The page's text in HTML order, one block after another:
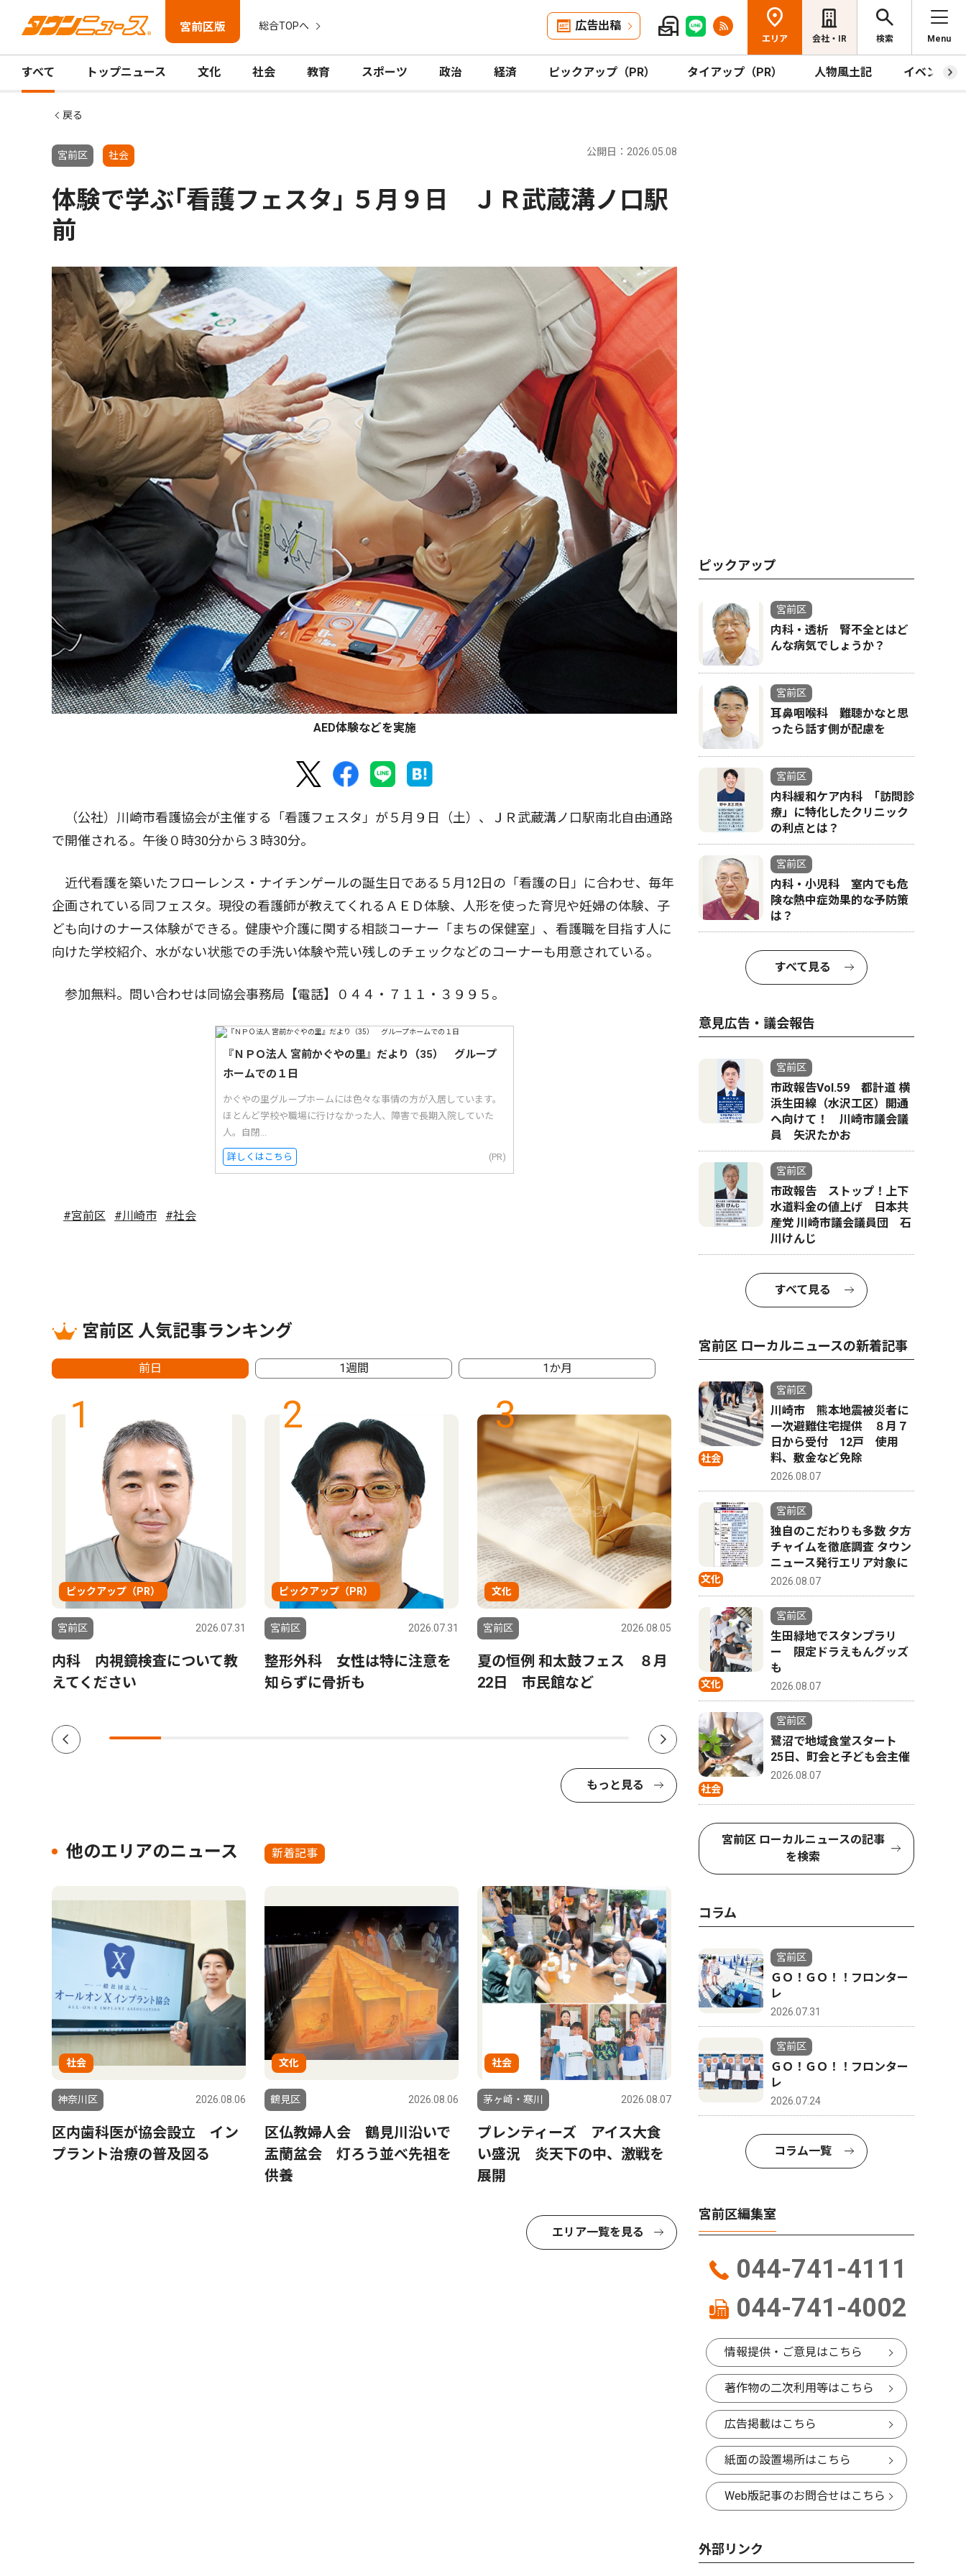
宮前区版 総合TOPへ 広告出稿
エリア 会社・IR 検索 Menu
すべて トップニュース 文化 社会 教育 スポーツ 政治 経済 ピックアップ（PR） タイアップ（PR） 人物風土記 イベント
戻る
宮前区 社会 公開日：2026.05.08
体験で学ぶ｢看護フェスタ｣ ５月９日 ＪＲ武蔵溝ノ口駅
前
AED体験などを実施
（公社）川崎市看護協会が主催する「看護フェスタ」が５月９日（土）、ＪＲ武蔵溝ノ口駅南北自由通路
で開催される。午後０時30分から３時30分。
近代看護を築いたフローレンス・ナイチンゲールの誕生日である５月12日の「看護の日」に合わせ、毎年
企画されている同フェスタ。現役の看護師が教えてくれるＡＥＤ体験、人形を使った育児や妊婦の体験、子
ども向けのナース体験ができる。健康や介護に関する相談コーナー「まちの保健室」、看護職を目指す人に
向けた学校紹介、水がない状態での手洗い体験や荒い残しのチェックなどのコーナーも用意されている。
参加無料。問い合わせは同協会事務局【電話】０４４・７１１・３９９５。
『ＮＰＯ法人 宮前かぐやの里』だより（35） グループ
ホームでの１日
かぐやの里グループホームには色々な事情の方が入居しています。
ほとんど学校や職場に行けなかった人、障害で長期入院していた
人。自閉...
詳しくはこちら (PR)
#宮前区 #川崎市 #社会
宮前区 人気記事ランキング
前日 1週間 1か月
1
ピックアップ（PR）
宮前区 2026.07.31
内科 内視鏡検査について教
えてください
2
ピックアップ（PR）
宮前区 2026.07.31
整形外科 女性は特に注意を
知らずに骨折も
3
文化
宮前区 2026.08.05
夏の恒例 和太鼓フェス ８月
22日 市民館など
4
宮前区 2026.07.31
内科・透析 腎不全とはどん
な病気でしょうか？
稗原小
もっと見る
他のエリアのニュース 新着記事
社会
神奈川区 2026.08.06
区内歯科医が協会設立 イン
プラント治療の普及図る
文化
鶴見区 2026.08.06
区仏教婦人会 鶴見川沿いで
盂蘭盆会 灯ろう並べ先祖を
供養
社会
茅ヶ崎・寒川 2026.08.07
プレンティーズ アイス大食
い盛況 炎天下の中、激戦を
展開
エリア一覧を見る
ピックアップ
宮前区
内科・透析 腎不全とはど
んな病気でしょうか？
宮前区
耳鼻咽喉科 難聴かなと思
ったら話す側が配慮を
宮前区
内科緩和ケア内科 ｢訪問診
療」に特化したクリニック
の利点とは？
宮前区
内科・小児科 室内でも危
険な熱中症効果的な予防策
は？
すべて見る
意見広告・議会報告
宮前区
市政報告Vol.59 都計道 横
浜生田線（水沢工区）開通
へ向けて！ 川崎市議会議
員 矢沢たかお
宮前区
市政報告 ストップ！上下
水道料金の値上げ 日本共
産党 川崎市議会議員団 石
川けんじ
すべて見る
宮前区 ローカルニュースの新着記事
社会
宮前区
川崎市 熊本地震被災者に
一次避難住宅提供 ８月７
日から受付 12戸 使用
料、敷金など免除
2026.08.07
文化
宮前区
独自のこだわりも多数 夕方
チャイムを徹底調査 タウン
ニュース発行エリア対象に
2026.08.07
文化
宮前区
生田緑地でスタンプラリ
ー 限定ドラえもんグッズ
も
2026.08.07
社会
宮前区
鷺沼で地域食堂スタート
25日、町会と子ども会主催
2026.08.07
宮前区 ローカルニュースの記事
を検索
コラム
宮前区
ＧＯ！ＧＯ！！フロンター
レ
2026.07.31
宮前区
ＧＯ！ＧＯ！！フロンター
レ
2026.07.24
コラム一覧
宮前区編集室
044-741-4111
044-741-4002
情報提供・ご意見はこちら
著作物の二次利用等はこちら
広告掲載はこちら
紙面の設置場所はこちら
Web版記事のお問合せはこちら
外部リンク